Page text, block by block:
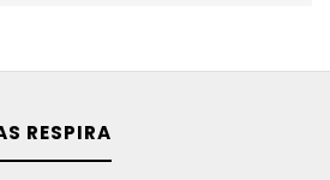
RESPIRA